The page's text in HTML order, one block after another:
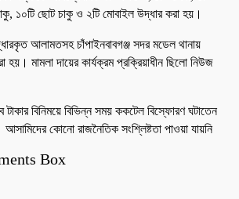
১০টি ছোট চাকু ও ২টি মোবাইল উদ্ধার করা হয়।
আলামতসহ চাঁপাইনবাবগঞ্জ সদর মডেল থানায়
হয়। মামলা দায়ের কার্যক্রম প্রক্রিয়াধীন ছিলো নিউজ
টাকার বিনিময়ে বিভিন্ন সময় ককটেল বিস্ফোরণ ঘটাতেন
কোনো রাজনৈতিক সংশ্লিষ্টতা পাওয়া যায়নি
Box